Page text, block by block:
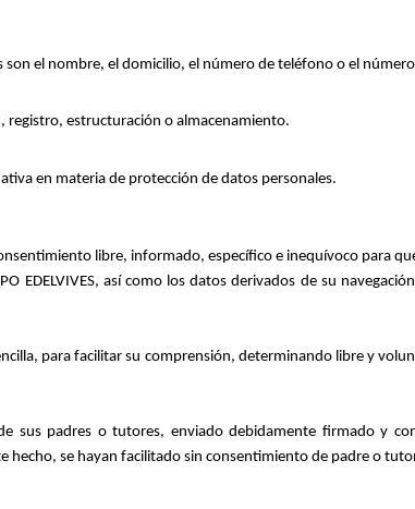
el nombre, el domicilio, el número de teléfono o el
registro, estructuración o almacenamiento.
en materia de protección de datos personales.
libre, informado, específico e inequívoco para
EDELVIVES, así como los datos derivados de su
para facilitar su comprensión, determinando libre y
sus padres o tutores, enviado debidamente firmado y
hecho, se hayan facilitado sin consentimiento de padre o